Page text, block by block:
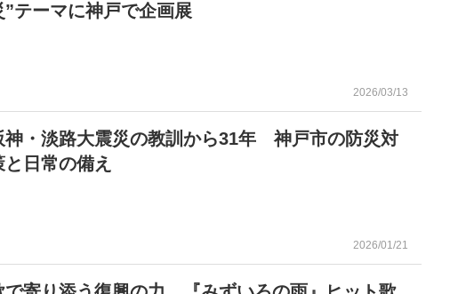
”テーマに神戸で企画展
2026/03/13
神・淡路大震災の教訓から31年 神戸市の防災対
と日常の備え
2026/01/21